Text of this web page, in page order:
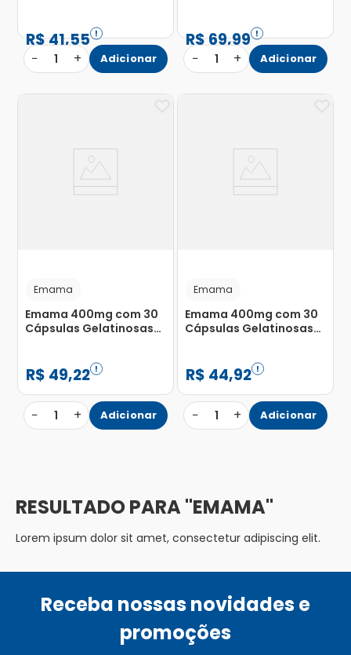
R$41,55
− 1 + Adicionar
R$69,99
− 1 + Adicionar
Emama
Emama 400mg com 30
Cápsulas Gelatinosas
R$ 49,22
− 1 + Adicionar
Emama
Emama 400mg com 30
Cápsulas Gelatinosas
R$ 44,92
− 1 + Adicionar
EMAMA
Lorem ipsum dolor sit amet, consectetur adipiscing elit.
Receba nossas novidades e
promoções